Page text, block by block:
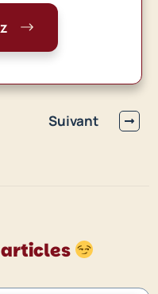
Suivant
articles